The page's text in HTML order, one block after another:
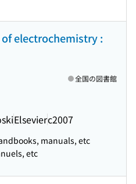
electrochemistry :
Elsevierc2007
全国の図書館
manuals, etc
etc